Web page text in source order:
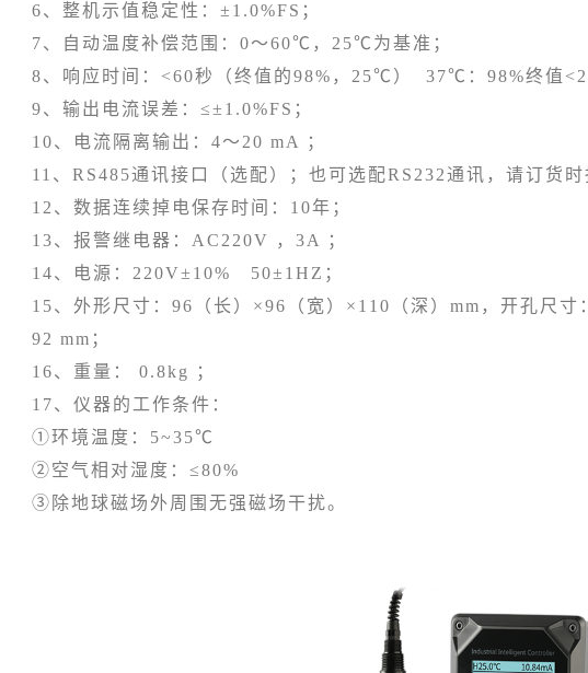
6、整机示值稳定性：±1.0%FS；
7、自动温度补偿范围：0～60℃，25℃为基准；
8、响应时间：<60秒（终值的98%，25℃） 37℃：98%终值
9、输出电流误差：≤±1.0%FS；
10、电流隔离输出：4～20 mA ；
11、RS485通讯接口（选配）；也可选配RS232通讯，请订货时
12、数据连续掉电保存时间：10年；
13、报警继电器：AC220V ，3A ；
14、电源：220V±10% 50±1HZ；
15、外形尺寸：96（长）×96（宽）×110（深）mm，开孔尺寸
92 mm；
16、重量： 0.8kg ；
17、仪器的工作条件：
①环境温度：5~35℃
②空气相对湿度：≤80%
③除地球磁场外周围无强磁场干扰。